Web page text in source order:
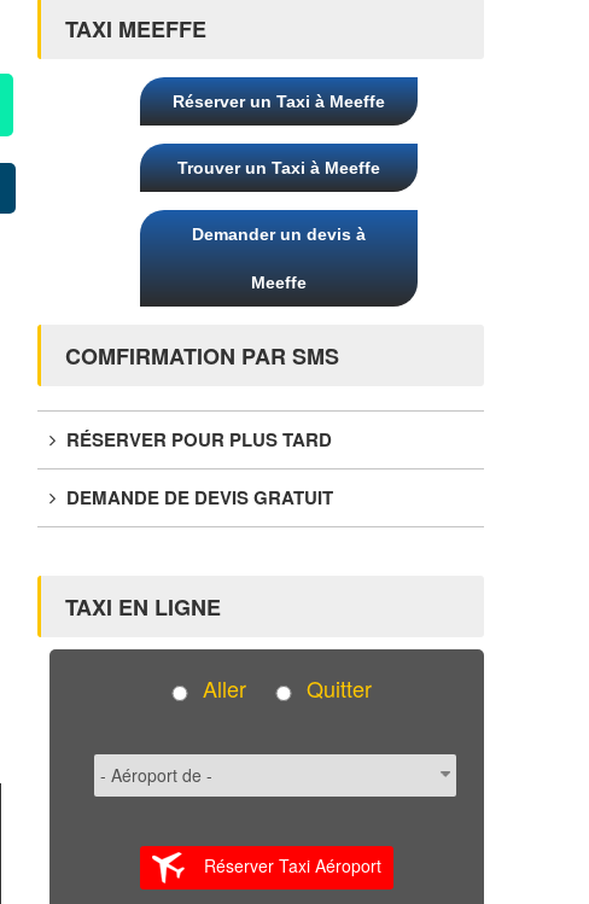
TAXI MEEFFE
Réserver un Taxi à Meeffe
Trouver un Taxi à Meeffe
Demander un devis à
Meeffe
COMFIRMATION PAR SMS
RÉSERVER POUR PLUS TARD
DEMANDE DE DEVIS GRATUIT
TAXI EN LIGNE
Aller Quitter
Réserver Taxi Aéroport